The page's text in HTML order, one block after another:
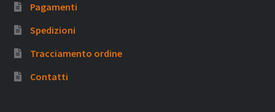
Pagamenti
Spedizioni
Tracciamento ordine
Contatti